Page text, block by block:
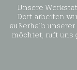
Unsere
Dort arbeiten
außerhalb
möchtet, ruft uns